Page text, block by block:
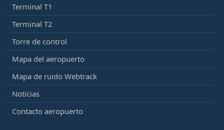
Terminal T1
Terminal T2
Torre de control
Mapa del aeropuerto
Mapa de ruido Webtrack
Noticias
Contacto aeropuerto